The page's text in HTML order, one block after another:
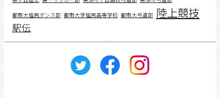
都市大塩尻ダンス部 都市大学塩尻高等学校 都市大弓道部 陸上競技
駅伝